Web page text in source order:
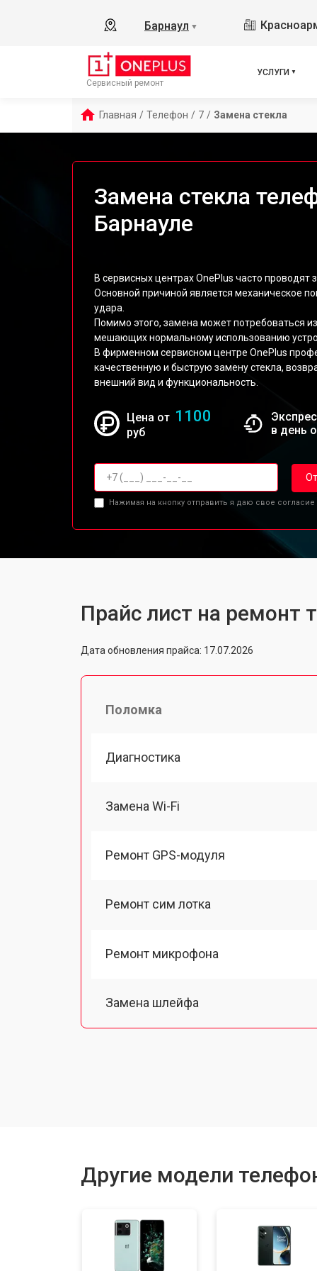
Барнаул ▼
Сервисный ремонт
УСЛУГИ
Главная / Телефон / 7 / Замена стекла
Замена стекла
Барнауле
В сервисных центрах OnePlus часто проводят
Основной причиной является механическое
удара.
Помимо этого, замена может потребоваться
мешающих нормальному использованию
В фирменном сервисном центре OnePlus
качественную и быструю замену стекла,
внешний вид и функциональность.
Цена от 1100
руб
в день
Нажимая на кнопку отправить я даю свое согласие
Прайс лист на ремонт
Дата обновления прайса: 17.07.2026
Поломка
Диагностика
Замена Wi-Fi
Ремонт GPS-модуля
Ремонт сим лотка
Ремонт микрофона
Замена шлейфа
Замена дисплея (экрана)
Другие модели